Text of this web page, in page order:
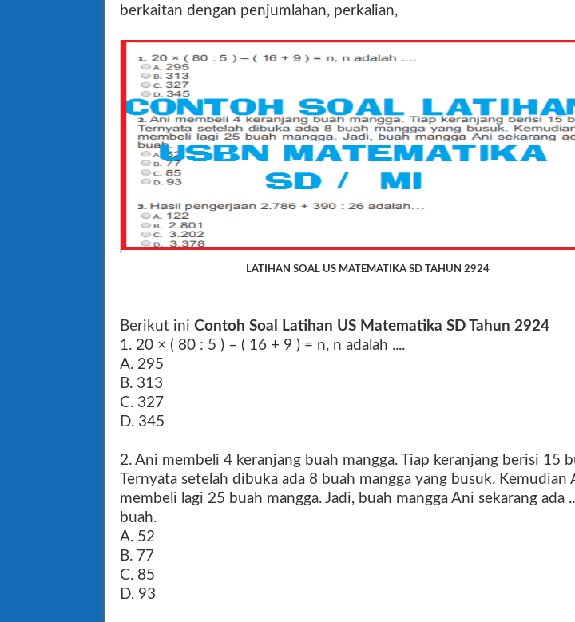
berkaitan dengan penjumlahan, perkalian,
LATIHAN SOAL US MATEMATIKA SD TAHUN 2924
Berikut ini Contoh Soal Latihan US Matematika SD Tahun 2924
1. 20 × ( 80 : 5 ) – ( 16 + 9 ) = n, n adalah ....
A. 295
B. 313
C. 327
D. 345
2. Ani membeli 4 keranjang buah mangga. Tiap keranjang berisi 15
Ternyata setelah dibuka ada 8 buah mangga yang busuk. Kemudian
membeli lagi 25 buah mangga. Jadi, buah mangga Ani sekarang ada
buah.
A. 52
B. 77
C. 85
D. 93